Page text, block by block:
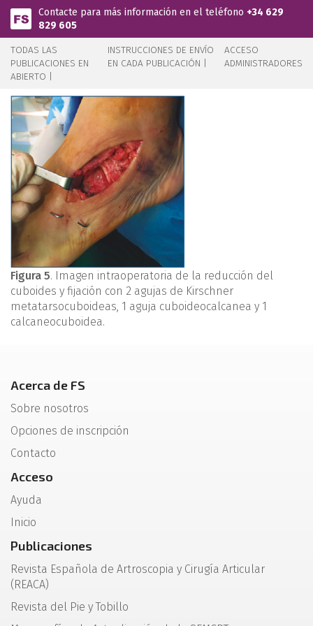
Pasar al contenido principal
Contacte para más información en el teléfono +34 629
829 605
TODAS LAS
PUBLICACIONES EN
ABIERTO |
INSTRUCCIONES DE ENVÍO
EN CADA PUBLICACIÓN |
ACCESO
ADMINISTRADORES
Figura 5. Imagen intraoperatoria de la reducción del
cuboides y fijación con 2 agujas de Kirschner
metatarsocuboideas, 1 aguja cuboideocalcanea y 1
calcaneocuboidea.
Acerca de FS
Sobre nosotros
Opciones de inscripción
Contacto
Acceso
Ayuda
Inicio
Publicaciones
Revista Española de Artroscopia y Cirugía Articular
(REACA)
Revista del Pie y Tobillo